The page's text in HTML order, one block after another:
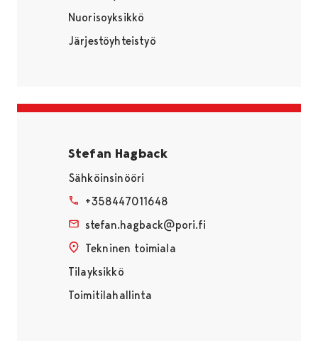
Nuorisoyksikkö
Järjestöyhteistyö
Stefan Hagback
Sähköinsinööri
+358447011648
stefan.hagback@pori.fi
Tekninen toimiala
Tilayksikkö
Toimitilahallinta